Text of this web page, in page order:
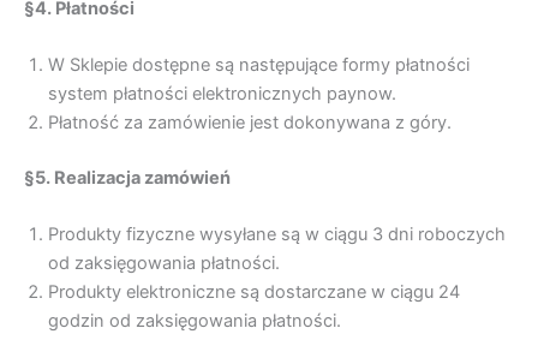
§4. Płatności
W Sklepie dostępne są następujące formy płatności
system płatności elektronicznych paynow.
Płatność za zamówienie jest dokonywana z góry.
§5. Realizacja zamówień
Produkty fizyczne wysyłane są w ciągu 3 dni roboczych
od zaksięgowania płatności.
Produkty elektroniczne są dostarczane w ciągu 24
godzin od zaksięgowania płatności.